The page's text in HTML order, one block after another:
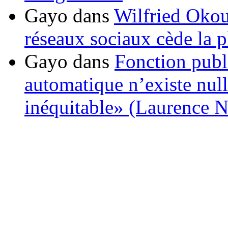
Gayo dans Wilfried
réseaux sociaux cède la
Gayo dans Fonction
automatique n’existe
inéquitable» (Laurence